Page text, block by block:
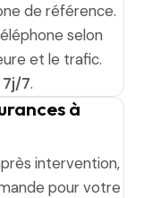
de référence.
selon
et le trafic.
7.
à
intervention,
pour votre